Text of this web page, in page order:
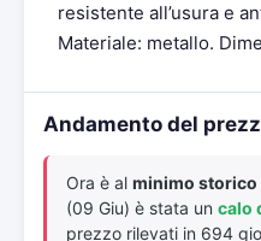
resistente all’usura e
Materiale: metallo.
Andamento del
Ora è al minimo storico
(09 Giu) è stata un calo
prezzo rilevati in 694